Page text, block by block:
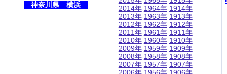
神奈川県 横浜
2014年
2013年
2012年
2011年
2010年
2009年
2008年
2007年
1964年
1963年
1962年
1961年
1960年
1959年
1958年
1957年
1914年
1913年
1912年
1911年
1910年
1909年
1908年
1907年